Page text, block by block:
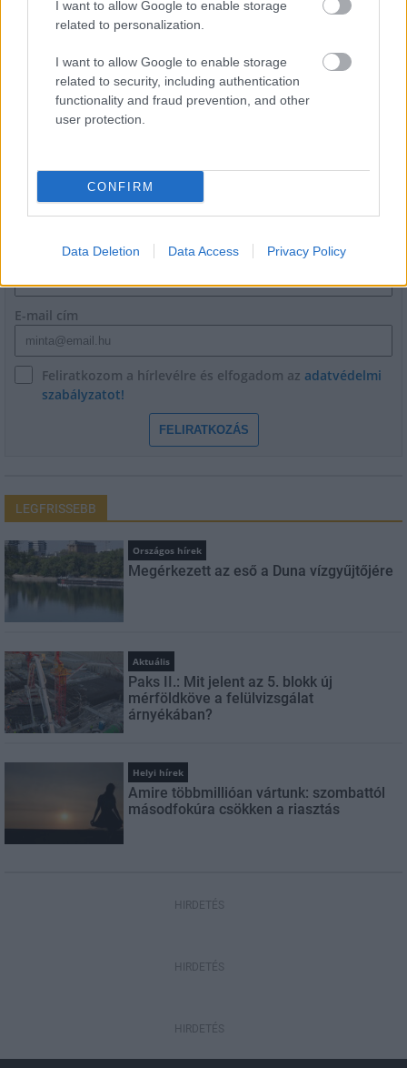
I want to allow Google to enable storage
related to personalization.
I want to allow Google to enable storage
related to security, including authentication
functionality and fraud prevention, and other
user protection.
CONFIRM
Data Deletion Data Access Privacy Policy
elkerülésében
HÍRLEVÉL
E-mail cím
Feliratkozom a hírlevélre és elfogadom az adatvédelmi
szabályzatot!
FELIRATKOZÁS
LEGFRISSEBB
Országos hírek
Megérkezett az eső a Duna vízgyűjtőjére
Aktuális
Paks II.: Mit jelent az 5. blokk új
mérföldköve a felülvizsgálat
árnyékában?
Helyi hírek
Amire többmillióan vártunk: szombattól
másodfokúra csökken a riasztás
HIRDETÉS
HIRDETÉS
HIRDETÉS